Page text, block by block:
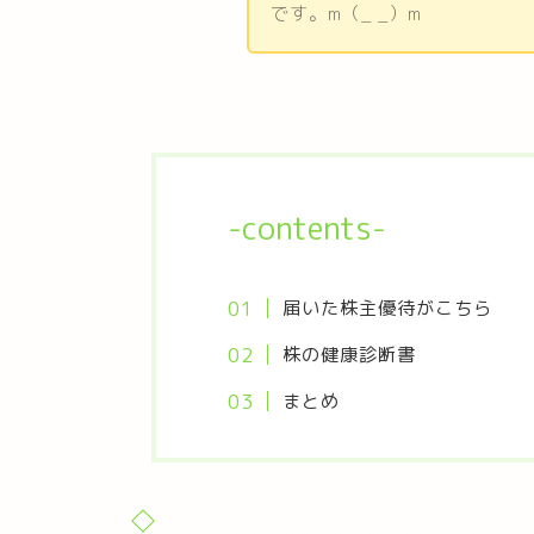
です。m（_ _）m
-contents-
届いた株主優待がこちら
株の健康診断書
まとめ